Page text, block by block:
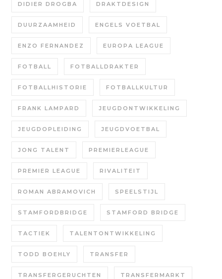
DIDIER DROGBA DRAKTDESIGN
DUURZAAMHEID ENGELS VOETBAL
ENZO FERNANDEZ EUROPA LEAGUE
FOTBALL FOTBALLDRAKTER
FOTBALLHISTORIE FOTBALLKULTUR
FRANK LAMPARD JEUGDONTWIKKELING
JEUGDOPLEIDING JEUGDVOETBAL
JONG TALENT PREMIERLEAGUE
PREMIER LEAGUE RIVALITEIT
ROMAN ABRAMOVICH SPEELSTIJL
STAMFORDBRIDGE STAMFORD BRIDGE
TACTIEK TALENTONTWIKKELING
TODD BOEHLY TRANSFER
TRANSFERGERUCHTEN TRANSFERMARKT